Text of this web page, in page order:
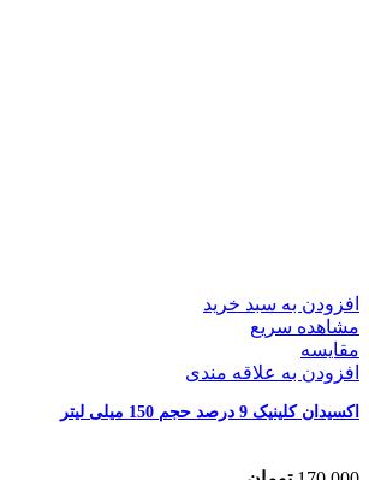
افزودن به سبد خرید
مشاهده سریع
مقایسه
افزودن به علاقه مندی
اکسیدان کلینیک 9 درصد حجم 150 میلی لیتر